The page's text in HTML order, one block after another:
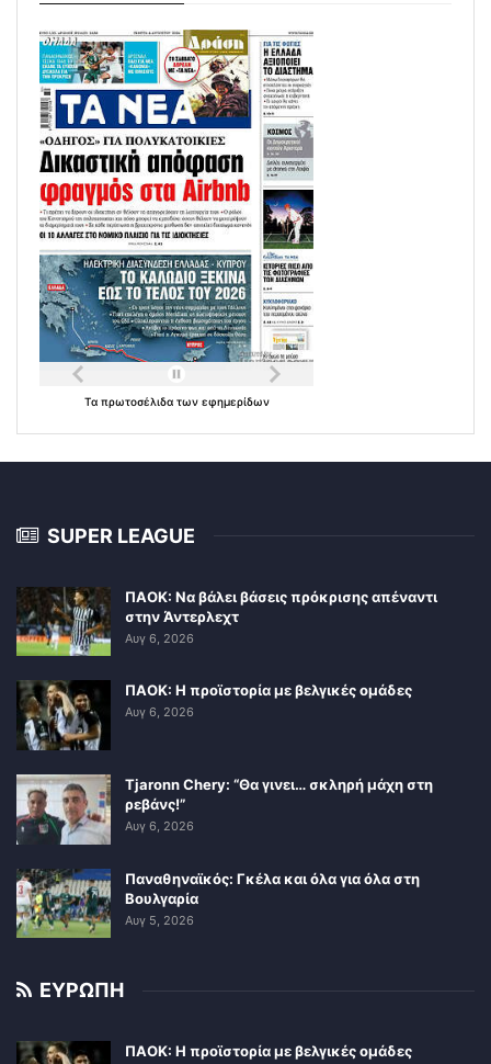
Τα πρωτοσέλιδα των εφημερίδων
SUPER LEAGUE
ΠΑΟΚ: Να βάλει βάσεις πρόκρισης απέναντι
στην Άντερλεχτ
Αυγ 6, 2026
ΠΑΟΚ: Η προϊστορία με βελγικές ομάδες
Αυγ 6, 2026
Tjaronn Chery: “Θα γινει… σκληρή μάχη στη
ρεβάνς!”
Αυγ 6, 2026
Παναθηναϊκός: Γκέλα και όλα για όλα στη
Βουλγαρία
Αυγ 5, 2026
ΕΥΡΩΠΗ
ΠΑΟΚ: Η προϊστορία με βελγικές ομάδες